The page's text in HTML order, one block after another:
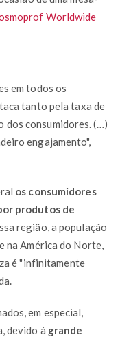
Worldwide
em todos os
tanto pela taxa de
dos consumidores. (…)
engajamento",
os consumidores
produtos de
região, a população
na América do Norte,
é "infinitamente
em especial,
devido à grande